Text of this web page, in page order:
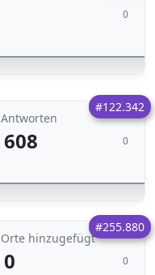
0
#122.342
Antworten
608 0
#255.880
Orte hinzugefügt
0 0